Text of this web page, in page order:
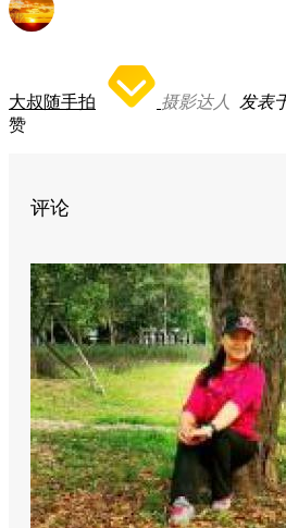
大叔随手拍 摄影达人 发表
赞
评论